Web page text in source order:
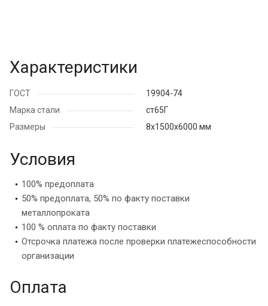
Характеристики
ГОСТ
19904-74
Марка стали
ст65Г
Размеры
8х1500х6000 мм
Условия
100% предоплата
50% предоплата, 50% по факту поставки
металлопроката
100 % оплата по факту поставки
Отсрочка платежа после проверки платежеспособности
организации
Оплата